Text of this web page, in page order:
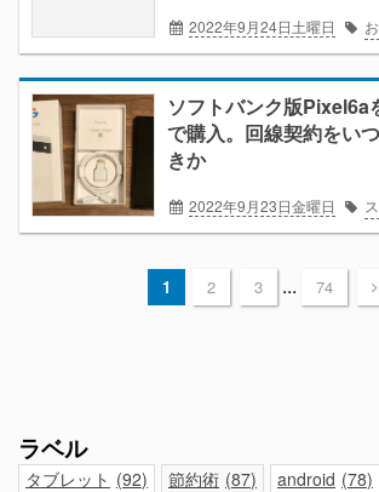
2022年9月24日土曜日
ソフトバンク版Pixel6a
で購入。回線契約をい
きか
2022年9月23日金曜日
1 2 3 ... 74
ラベル
タブレット 92 節約術 87 android 78